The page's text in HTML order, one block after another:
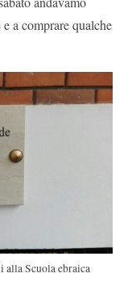
a comprare qualche
alla Scuola ebraica